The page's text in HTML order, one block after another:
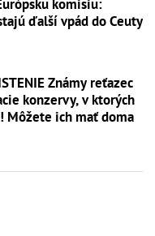
komisiu:
ďalší vpád do Ceuty
Známy reťazec
konzervy, v ktorých
Môžete ich mať doma